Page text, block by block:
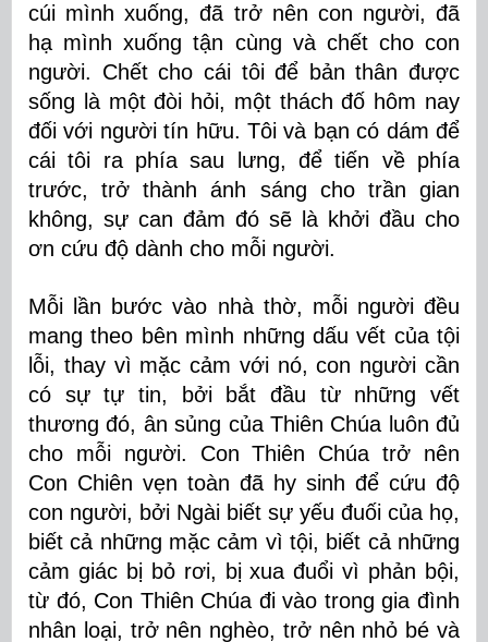
cúi mình xuống, đã trở nên con người, đã
hạ mình xuống tận cùng và chết cho con
người. Chết cho cái tôi để bản thân được
sống là một đòi hỏi, một thách đố hôm nay
đối với người tín hữu. Tôi và bạn có dám để
cái tôi ra phía sau lưng, để tiến về phía
trước, trở thành ánh sáng cho trần gian
không, sự can đảm đó sẽ là khởi đầu cho
ơn cứu độ dành cho mỗi người.
Mỗi lần bước vào nhà thờ, mỗi người đều
mang theo bên mình những dấu vết của tội
lỗi, thay vì mặc cảm với nó, con người cần
có sự tự tin, bởi bắt đầu từ những vết
thương đó, ân sủng của Thiên Chúa luôn đủ
cho mỗi người. Con Thiên Chúa trở nên
Con Chiên vẹn toàn đã hy sinh để cứu độ
con người, bởi Ngài biết sự yếu đuối của họ,
biết cả những mặc cảm vì tội, biết cả những
cảm giác bị bỏ rơi, bị xua đuổi vì phản bội,
từ đó, Con Thiên Chúa đi vào trong gia đình
nhân loại, trở nên nghèo, trở nên nhỏ bé và